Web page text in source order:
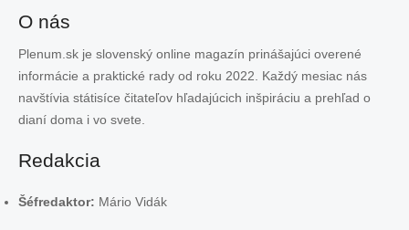
O nás
Plenum.sk je slovenský online magazín prinášajúci overené
informácie a praktické rady od roku 2022. Každý mesiac nás
navštívia státisíce čitateľov hľadajúcich inšpiráciu a prehľad o
dianí doma i vo svete.
Redakcia
Šéfredaktor: Mário Vidák